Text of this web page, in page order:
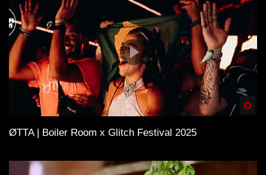
ØTTA | Boiler Room x Glitch Festival 2025